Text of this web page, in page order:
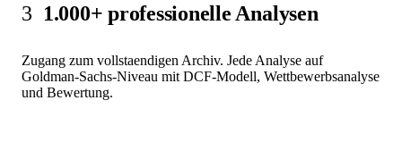
3 1.000+ professionelle Analysen
Zugang zum vollstaendigen Archiv. Jede Analyse auf
Goldman-Sachs-Niveau mit DCF-Modell, Wettbewerbsanalyse
und Bewertung.